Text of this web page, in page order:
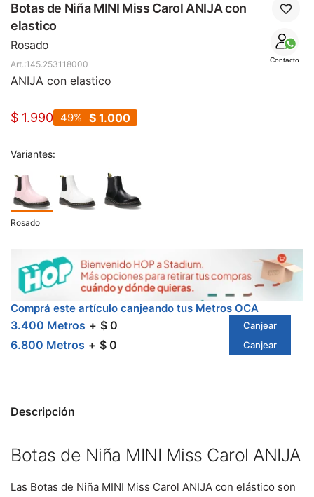
Botas de Niña MINI Miss Carol ANIJA con
elastico
Rosado
Contacto
145.253118000
ANIJA con elastico
$ 1.990 $ 1.000
49
Variantes:
Rosado
Comprá este artículo canjeando tus Metros OCA
3.400 Metros $ 0 Canjear
6.800 Metros $ 0 Canjear
Descripción
Botas de Niña MINI Miss Carol ANIJA
Las Botas de Niña MINI Miss Carol ANIJA con elástico son